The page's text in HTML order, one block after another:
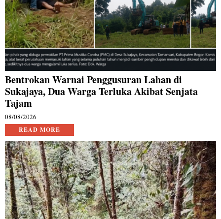
Bentrokan Warnai Penggusuran Lahan di
Sukajaya, Dua Warga Terluka Akibat Senjata
Tajam
08/08/2026
READ MORE